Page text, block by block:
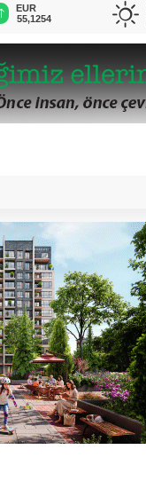
EUR
55,1254
GBP
64,3468